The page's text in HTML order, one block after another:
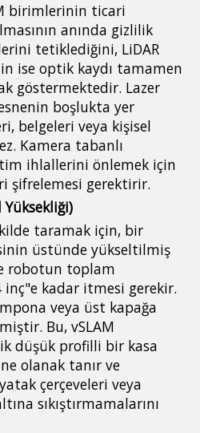
birimlerinin ticari
anında gizlilik
tetiklediğini, LiDAR
ise optik kaydı tamamen
göstermektedir. Lazer
boşlukta yer
belgeleri veya kişisel
Kamera tabanlı
ihlallerini önlemek için
şifrelemesi gerektirir.
Yüksekliği)
taramak için, bir
üstünde yükseltilmiş
robotun toplam
inç"e kadar itmesi gerekir.
veya üst kapağa
Bu, vSLAM
düşük profilli bir kasa
olanak tanır ve
çerçeveleri veya
sıkıştırmamalarını